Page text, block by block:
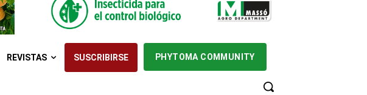
REVISTAS SUSCRIBIRSE PHYTOMA COMMUNITY